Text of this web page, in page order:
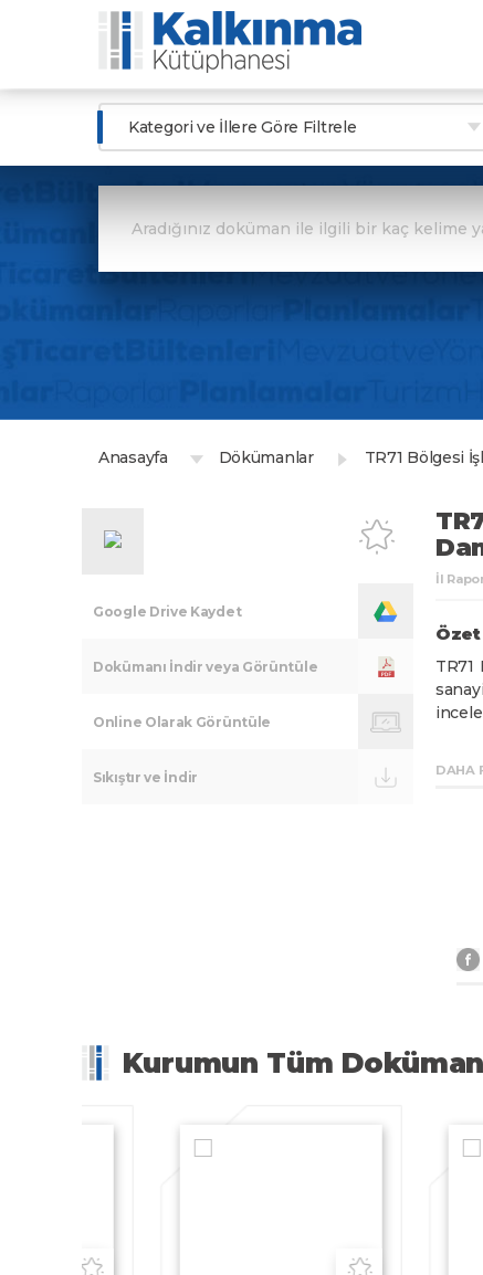
Kategori ve İllere Göre Filtrele
Anasayfa Dökümanlar TR71 Bölgesi
Google Drive Kaydet
Dokümanı İndir veya Görüntüle
Online Olarak Görüntüle
Sıkıştır ve İndir
İl
Özet
TR71
DAHA
Kurumun Tüm